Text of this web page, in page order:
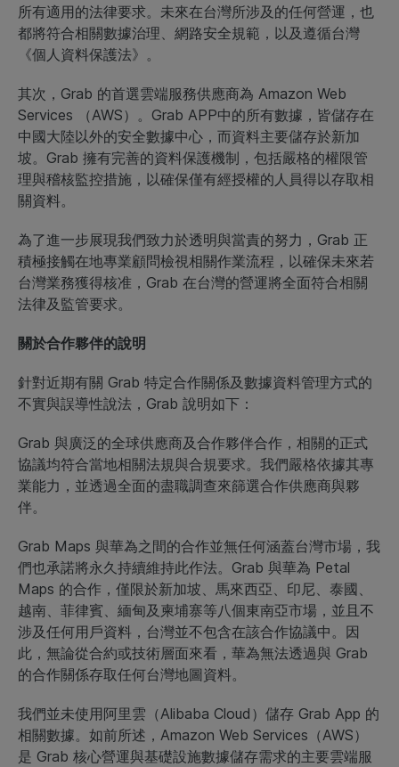
所有適用的法律要求。未來在台灣所涉及的任何營運，也
都將符合相關數據治理、網路安全規範，以及遵循台灣
《個人資料保護法》。
其次，Grab 的首選雲端服務供應商為 Amazon Web
Services （AWS）。Grab APP中的所有數據，皆儲存在
中國大陸以外的安全數據中心，而資料主要儲存於新加
坡。Grab 擁有完善的資料保護機制，包括嚴格的權限管
理與稽核監控措施，以確保僅有經授權的人員得以存取相
關資料。
為了進一步展現我們致力於透明與當責的努力，Grab 正
積極接觸在地專業顧問檢視相關作業流程，以確保未來若
台灣業務獲得核准，Grab 在台灣的營運將全面符合相關
法律及監管要求。
關於合作夥伴的說明
針對近期有關 Grab 特定合作關係及數據資料管理方式的
不實與誤導性說法，Grab 說明如下：
Grab 與廣泛的全球供應商及合作夥伴合作，相關的正式
協議均符合當地相關法規與合規要求。我們嚴格依據其專
業能力，並透過全面的盡職調查來篩選合作供應商與夥
伴。
Grab Maps 與華為之間的合作並無任何涵蓋台灣市場，我
們也承諾將永久持續維持此作法。Grab 與華為 Petal
Maps 的合作，僅限於新加坡、馬來西亞、印尼、泰國、
越南、菲律賓、緬甸及柬埔寨等八個東南亞市場，並且不
涉及任何用戶資料，台灣並不包含在該合作協議中。因
此，無論從合約或技術層面來看，華為無法透過與 Grab
的合作關係存取任何台灣地圖資料。
我們並未使用阿里雲（Alibaba Cloud）儲存 Grab App 的
相關數據。如前所述，Amazon Web Services（AWS）
是 Grab 核心營運與基礎設施數據儲存需求的主要雲端服